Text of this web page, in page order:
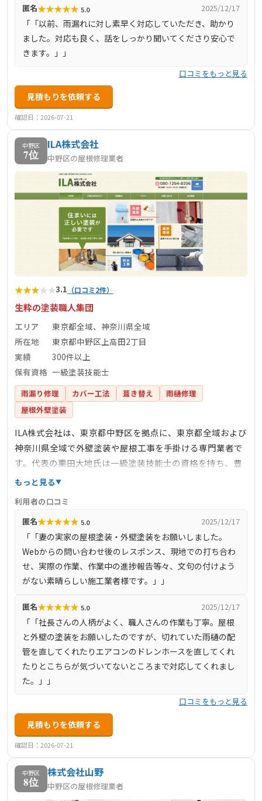
匿名★★★★★ 5.0 2025/12/17
「「以前、雨漏れに対し素早く対応していただき、助かり
ました。対応も良く、話をしっかり聞いてくださり安心で
きます。」」
口コミをもっと見る
見積もりを依頼する
確認日：2026-07-21
中野区
7位
ILA株式会社
中野区の屋根修理業者
★★★★★3.1 （口コミ2件）
生粋の塗装職人集団
エリア
東京都全域、神奈川県全域
所在地
東京都中野区上高田2丁目
実績
300件以上
保有資格 一級塗装技能士
雨漏り修理 カバー工法 葺き替え
雨樋修理
屋根外壁塗装
ILA株式会社は、東京都中野区を拠点に、東京都全域および
神奈川県全域で外壁塗装や屋根工事を手掛ける専門業者で
す。代表の栗田大地氏は一級塗装技能士の資格を持ち、豊
富な経験と高い技術力を有しています。創業以来、300件以
掛けています。無料の外装診断を提供し、現地調査から施
工、アフターフォローまで自社一貫体制で対応すること
で、高品質なサービスを提供しています。
もっと見る
利用者の口コミ
匿名★★★★★ 5.0 2025/12/17
「「妻の実家の屋根塗装・外壁塗装をお願いしました。
Webからの問い合わせ後のレスポンス、現地での打ち合わ
せ、実際の作業、作業中の進捗報告等々、文句の付けよう
がない素晴らしい施工業者様です。」」
匿名★★★★★ 5.0 2025/12/17
「「社長さんの人柄がよく、職人さんの作業も丁寧。屋根
と外壁の塗装をお願いしたのですが、切れていた雨樋の配
管を直してくれたりエアコンのドレンホースを直してくれ
たりとこちらが気づいてないところまで対応してくれまし
た。」」
口コミをもっと見る
見積もりを依頼する
確認日：2026-07-21
中野区
8位
株式会社山野
中野区の屋根修理業者